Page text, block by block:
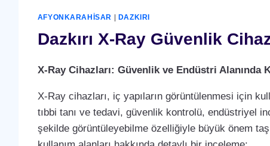
AFYONKARAHISAR | DAZKIRI
Dazkırı X-Ray Güvenlik
X-Ray Cihazları: Güvenlik ve Endüstri Alanında
X-Ray cihazları, iç yapıların görüntülenmesi için
tıbbi tanı ve tedavi, güvenlik kontrolü, endüstriyel
şekilde görüntüleyebilme özelliğiyle büyük önem